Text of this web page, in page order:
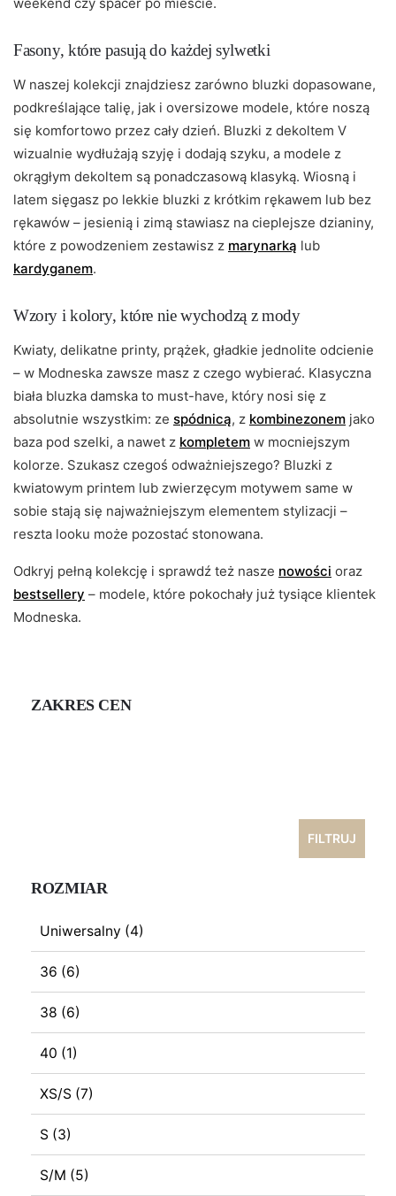
ZAKRES CEN
FILTRUJ
ROZMIAR
Uniwersalny (4)
36 (6)
38 (6)
40 (1)
XS/S (7)
S (3)
S/M (5)
Fasony, które pasują do każdej sylwetki
W naszej kolekcji znajdziesz zarówno bluzki dopasowane,
podkreślające talię, jak i oversizowe modele, które noszą
się komfortowo przez cały dzień. Bluzki z dekoltem V
wizualnie wydłużają szyję i dodają szyku, a modele z
okrągłym dekoltem są ponadczasową klasyką. Wiosną i
latem sięgasz po lekkie bluzki z krótkim rękawem lub bez
rękawów – jesienią i zimą stawiasz na cieplejsze dzianiny,
które z powodzeniem zestawisz z marynarką lub
kardyganem.
Wzory i kolory, które nie wychodzą z mody
Kwiaty, delikatne printy, prążek, gładkie jednolite odcienie
– w Modneska zawsze masz z czego wybierać. Klasyczna
biała bluzka damska to must-have, który nosi się z
absolutnie wszystkim: ze spódnicą, z kombinezonem jako
baza pod szelki, a nawet z kompletem w mocniejszym
kolorze. Szukasz czegoś odważniejszego? Bluzki z
kwiatowym printem lub zwierzęcym motywem same w
sobie stają się najważniejszym elementem stylizacji –
reszta looku może pozostać stonowana.
Odkryj pełną kolekcję i sprawdź też nasze nowości oraz
bestsellery – modele, które pokochały już tysiące klientek
Modneska.